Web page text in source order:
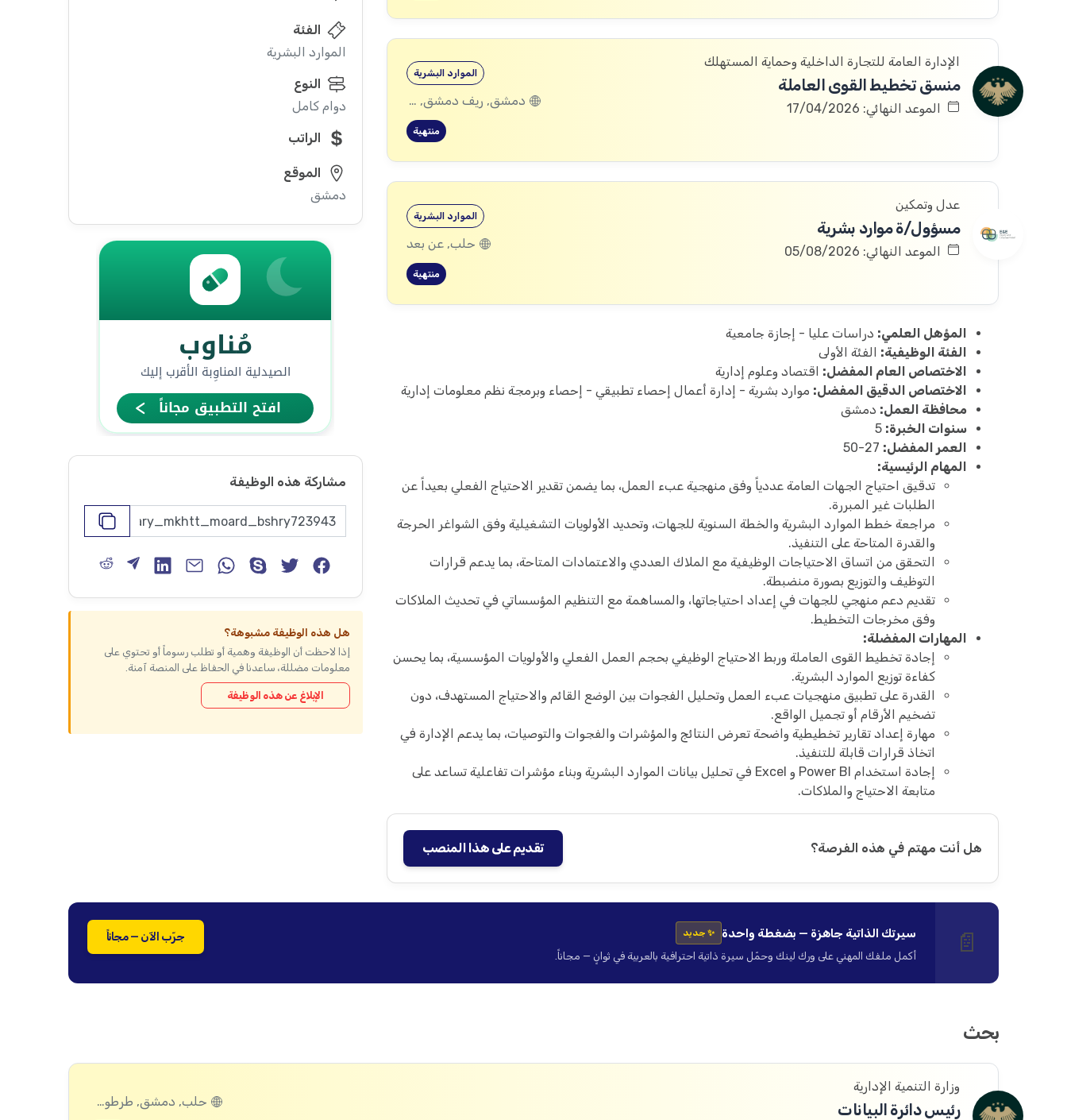
الإدارة العامة للتجارة الداخلية وحماية المستهلك
منسق تخطيط القوى العاملة
الموعد النهائي: 17/04/2026
الموارد البشرية
دمشق, ريف دمشق, ديرالزور, درعا, إدلب, القنيطرة, حمص, الحسكة, حماة
منتهية
عدل وتمكين
مسؤول/ة موارد بشرية
الموعد النهائي: 05/08/2026
الموارد البشرية
حلب, عن بعد
منتهية
المؤهل العلمي: دراسات عليا - إجازة جامعية
الفئة الوظيفية: الفئة الأولى
الاختصاص العام المفضل: اقتصاد وعلوم إدارية
الاختصاص الدقيق المفضل: موارد بشرية - إدارة أعمال إحصاء تطبيقي - إحصاء وبرمجة نظم معلومات إدارية
محافظة العمل: دمشق
سنوات الخبرة:
العمر المفضل:
المهام الرئيسية:
تدقيق احتياج الجهات العامة عددياً وفق منهجية عبء العمل، بما يضمن تقدير الاحتياج الفعلي بعيداً عن
الطلبات غير المبررة.
مراجعة خطط الموارد البشرية والخطة السنوية للجهات، وتحديد الأولويات التشغيلية وفق الشواغر الحرجة
والقدرة المتاحة على التنفيذ.
التحقق من اتساق الاحتياجات الوظيفية مع الملاك العددي والاعتمادات المتاحة، بما يدعم قرارات
التوظيف والتوزيع بصورة منضبطة.
تقديم دعم منهجي للجهات في إعداد احتياجاتها، والمساهمة مع التنظيم المؤسساتي في تحديث الملاكات
وفق مخرجات التخطيط.
المهارات المفضلة:
إجادة تخطيط القوى العاملة وربط الاحتياج الوظيفي بحجم العمل الفعلي والأولويات المؤسسية، بما يحسن
كفاءة توزيع الموارد البشرية.
القدرة على تطبيق منهجيات عبء العمل وتحليل الفجوات بين الوضع القائم والاحتياج المستهدف، دون
تضخيم الأرقام أو تجميل الواقع.
مهارة إعداد تقارير تخطيطية واضحة تعرض النتائج والمؤشرات والفجوات والتوصيات، بما يدعم الإدارة في
اتخاذ قرارات قابلة للتنفيذ.
إجادة استخدام Power BI و Excel في تحليل بيانات الموارد البشرية وبناء مؤشرات تفاعلية تساعد على
متابعة الاحتياج والملاكات.
هل أنت مهتم في هذه الفرصة؟ تقديم على هذا المنصب
الفئة
الموارد البشرية
النوع
دوام كامل
الراتب
الموقع
دمشق
مشاركة هذه الوظيفة
هل هذه الوظيفة مشبوهة؟
إذا لاحظت أن الوظيفة وهمية أو تطلب رسوماً أو تحتوي على
معلومات مضللة، ساعدنا في الحفاظ على المنصة آمنة.
الإبلاغ عن هذه الوظيفة
📄 سيرتك الذاتية جاهزة — بضغطة واحدة ✨ جديد
أكمل ملفك المهني على ورك لينك وحمّل سيرة ذاتية احترافية بالعربية في ثوانٍ — مجاناً.
جرّب الآن — مجاناً
بحث
وزارة التنمية الإدارية
رئيس دائرة البيانات حلب, دمشق, طرطوس, ريف دمشق, ديرالزور, درعا, إدلب, القنيطرة, اللاذقية, الرقة, حمص, الحسكة, حماة